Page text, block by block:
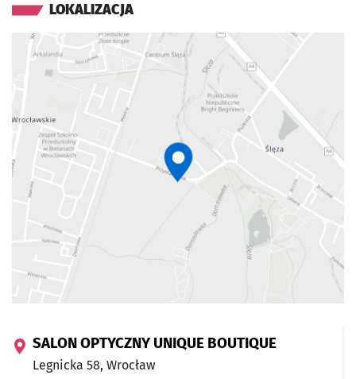
LOKALIZACJA
SALON OPTYCZNY UNIQUE BOUTIQUE
Legnicka 58, Wrocław